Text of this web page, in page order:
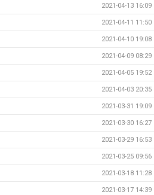
2021-04-13 16:09
2021-04-11 11:50
2021-04-10 19:08
2021-04-09 08:29
2021-04-05 19:52
2021-04-03 20:35
2021-03-31 19:09
2021-03-30 16:27
2021-03-29 16:53
2021-03-25 09:56
2021-03-18 11:28
2021-03-17 14:39